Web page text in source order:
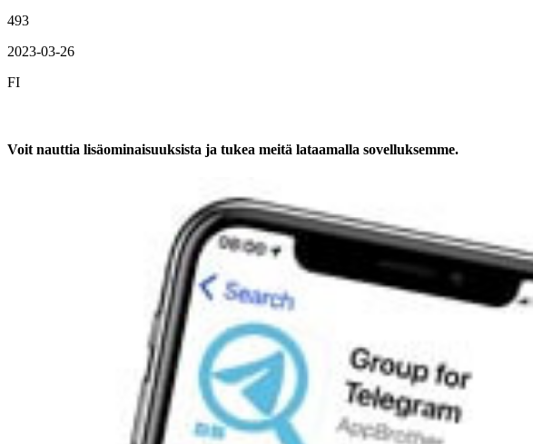
493
2023-03-26
FI
Voit nauttia lisäominaisuuksista ja tukea meitä lataamalla sovelluksemme.